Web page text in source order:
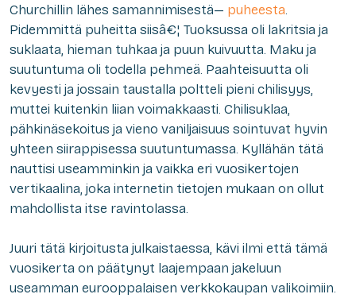
Churchillin lähes samannimisestä— puheesta.
Pidemmittä puheitta siisâ€¦ Tuoksussa oli lakritsia ja
suklaata, hieman tuhkaa ja puun kuivuutta. Maku ja
suutuntuma oli todella pehmeä. Paahteisuutta oli
kevyesti ja jossain taustalla poltteli pieni chilisyys,
muttei kuitenkin liian voimakkaasti. Chilisuklaa,
pähkinäsekoitus ja vieno vaniljaisuus sointuvat hyvin
yhteen siirappisessa suutuntumassa. Kyllähän tätä
nauttisi useamminkin ja vaikka eri vuosikertojen
vertikaalina, joka internetin tietojen mukaan on ollut
mahdollista itse ravintolassa.
Juuri tätä kirjoitusta julkaistaessa, kävi ilmi että tämä
vuosikerta on päätynyt laajempaan jakeluun
useamman eurooppalaisen verkkokaupan valikoimiin.